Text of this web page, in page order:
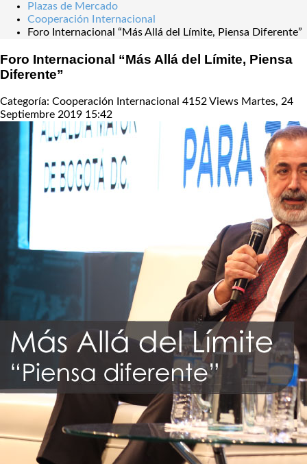
Plazas de Mercado
Cooperación Internacional
Foro Internacional “Más Allá del Límite, Piensa Diferente”
Foro Internacional “Más Allá del Límite, Piensa
Diferente”
Categoría: Cooperación Internacional 4152 Views Martes, 24
Septiembre 2019 15:42